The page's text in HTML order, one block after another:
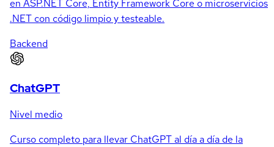
en ASP.NET Core, Entity Framework Core o microservicios
.NET con código limpio y testeable.
Backend
ChatGPT
Nivel medio
Curso completo para llevar ChatGPT al día a día de la